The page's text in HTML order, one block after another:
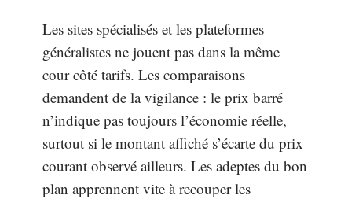
Les sites spécialisés et les plateformes
généralistes ne jouent pas dans la même
cour côté tarifs. Les comparaisons
demandent de la vigilance : le prix barré
n’indique pas toujours l’économie réelle,
surtout si le montant affiché s’écarte du prix
courant observé ailleurs. Les adeptes du bon
plan apprennent vite à recouper les